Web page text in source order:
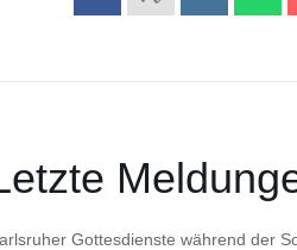
Gottesdienste während der